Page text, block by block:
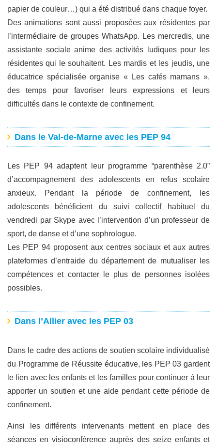
papier de couleur…) qui a été distribué dans chaque foyer.
Des animations sont aussi proposées aux résidentes par
l’intermédiaire de groupes WhatsApp. Les mercredis, une
assistante sociale anime des activités ludiques pour les
résidentes qui le souhaitent. Les mardis et les jeudis, une
éducatrice spécialisée organise « Les cafés mamans »,
des temps pour favoriser leurs expressions et leurs
difficultés dans le contexte de confinement.
Dans le Val-de-Marne avec les PEP 94
Les PEP 94 adaptent leur programme “parenthèse 2.0”
d’accompagnement des adolescents en refus scolaire
anxieux. Pendant la période de confinement, les
adolescents bénéficient du suivi collectif habituel du
vendredi par Skype avec l’intervention d’un professeur de
sport, de danse et d’une sophrologue.
Les PEP 94 proposent aux centres sociaux et aux autres
plateformes d’entraide du département de mutualiser les
compétences et contacter le plus de personnes isolées
possibles.
Dans l’Allier avec les PEP 03
Dans le cadre des actions de soutien scolaire individualisé
du Programme de Réussite éducative, les PEP 03 gardent
le lien avec les enfants et les familles pour continuer à leur
apporter un soutien et une aide pendant cette période de
confinement.
Ainsi les différents intervenants mettent en place des
séances en visioconférence auprès des seize enfants et